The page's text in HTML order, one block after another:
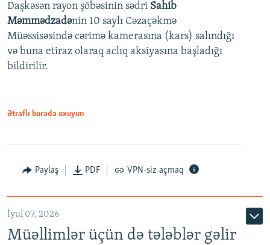
Auto 240p 360p
720p 1080p
720p
1080p
Daşkəsən rayon şöbəsinin sədri Sahib
Məmmədzadənin 10 saylı Cəzaçəkmə
Müəssisəsində cərimə kamerasına (kars) salındığı
və buna etiraz olaraq aclıq aksiyasına başladığı
bildirilir.
Ətraflı burada oxuyun
Paylaş PDF VPN-siz açmaq
İyul 07, 2026
Müəllimlər üçün də tələblər gəlir